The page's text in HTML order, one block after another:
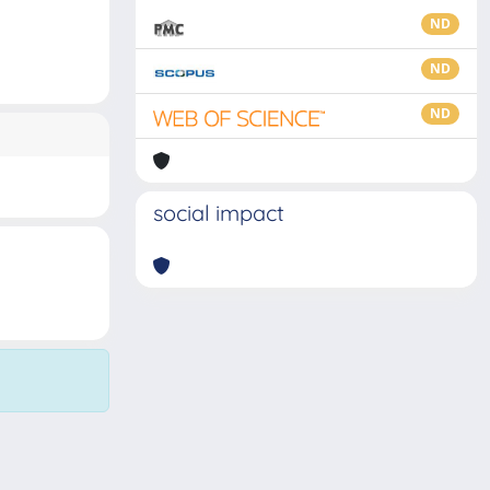
ND
ND
ND
social impact